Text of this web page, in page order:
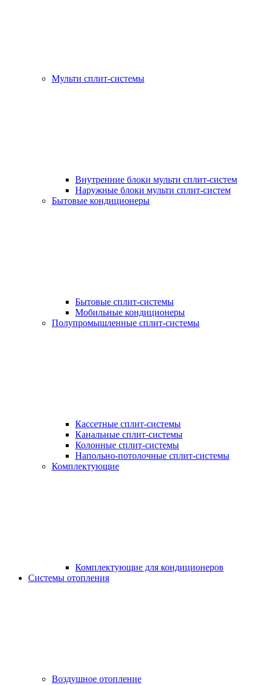
Мульти сплит-системы
Внутренние блоки мульти сплит-систем
Наружные блоки мульти сплит-систем
Бытовые кондиционеры
Бытовые сплит-системы
Мобильные кондиционеры
Полупромышленные сплит-системы
Кассетные сплит-системы
Канальные сплит-системы
Колонные сплит-системы
Напольно-потолочные сплит-системы
Комплектующие
Комплектующие для кондиционеров
Системы отопления
Воздушное отопление